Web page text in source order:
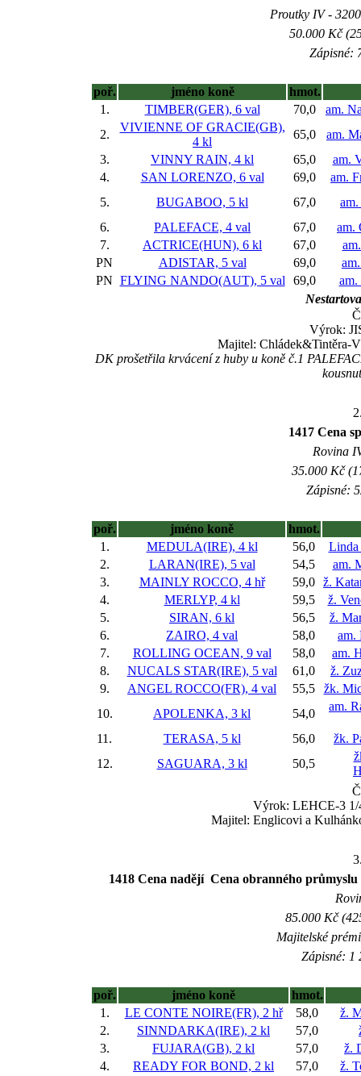
Proutky IV -
50.000 Kč
Zápisné:
poř. jméno koně
hmot.
1.
TIMBER(GER), 6 val 70,0
am.
2.
VIVIENNE OF GRACIE(GB),
4 kl
65,0
am.
3.
VINNY RAIN, 4 kl 65,0
am.
4.
SAN LORENZO, 6 val 69,0
am.
5.
BUGABOO, 5 kl 67,0
6.
PALEFACE, 4 val 67,0
am.
7.
ACTRICE(HUN), 6 kl 67,0
PN
ADISTAR, 5 val 69,0
PN FLYING NANDO(AUT), 5 val 69,0
am.
Výrok:
Majitel: Chládek&Tintěra-
DK prošetřila krvácení z huby u koně č.1
1417 Cena
Rovina
35.000 Kč
Zápisné:
poř. jméno koně
hmot.
1.
MEDULA(IRE), 4 kl 56,0
Linda
2.
LARAN(IRE), 5 val 54,5
am.
3.
MAINLY ROCCO, 4 hř 59,0 ž.
4.
MERLYP, 4 kl 59,5
ž.
5.
SIRAN, 6 kl 56,5
ž.
6.
ZAIRO, 4 val 58,0
am.
7.
ROLLING OCEAN, 9 val 58,0
am.
8.
NUCALS STAR(IRE), 5 val 61,0
ž.
9.
ANGEL ROCCO(FR), 4 val 55,5
žk.
10.
APOLENKA, 3 kl 54,0
am.
11. TERASA, 5 kl 56,0
žk.
12.
SAGUARA, 3 kl 50,5
Výrok: LEHCE-3 1/
Majitel: Englicovi a
1418 Cena nadějí  Cena obranného
85.000 Kč
Majitelské
Zápisné: 1
poř. jméno koně
hmot.
1.
LE CONTE NOIRE(FR), 2 hř 58,0
ž.
2.
SINNDARKA(IRE), 2 kl 57,0
3.
FUJARA(GB), 2 kl 57,0
ž.
4.
READY FOR BOND, 2 kl 57,0
ž.